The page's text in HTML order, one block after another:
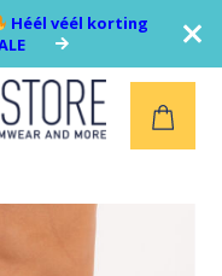
Héél véél korting